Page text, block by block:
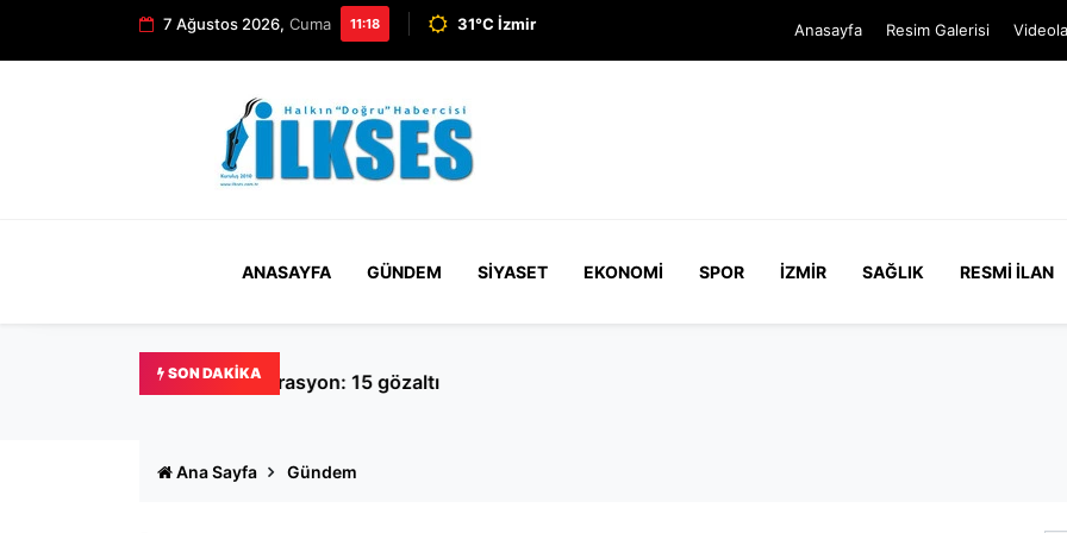
7 Ağustos 2026, Cuma 11:18 31°C İzmir Anasayfa Resim Galerisi
ANASAYFA GÜNDEM SIYASET EKONOMI SPOR İZMIR SAĞLIK RESMI İLAN
SON DAKIKA Menderes Belediye Başkanı İlkay Çiçek’in ifadesi ortaya çıktı: Mesajlar yapay zeka
Ana Sayfa Gündem